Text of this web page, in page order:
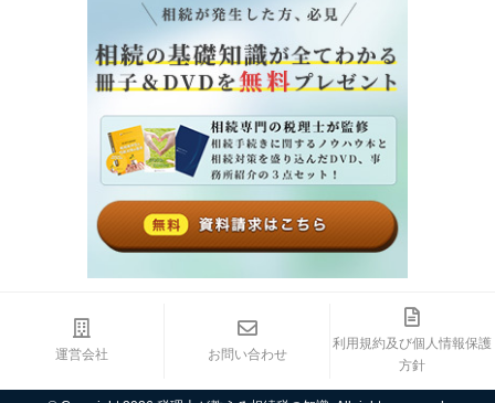
運営会社 お問い合わせ
利用規約及び個人情報保護
方針